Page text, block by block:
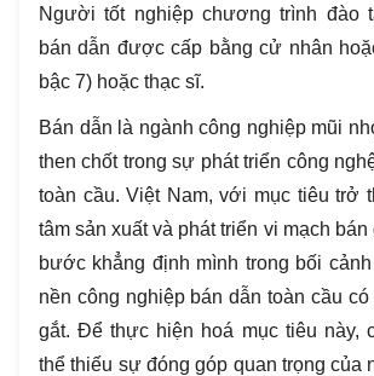
Người tốt nghiệp chương trình đào
bán dẫn được cấp bằng cử nhân
bậc 7) hoặc thạc sĩ.
Bán dẫn là ngành công nghiệp mũi
then chốt trong sự phát triển công
toàn cầu. Việt Nam, với mục tiêu trở
tâm sản xuất và phát triển vi mạch
bước khẳng định mình trong bối
nền công nghiệp bán dẫn toàn cầu
gắt. Để thực hiện hoá mục tiêu này,
thể thiếu sự đóng góp quan trọng của